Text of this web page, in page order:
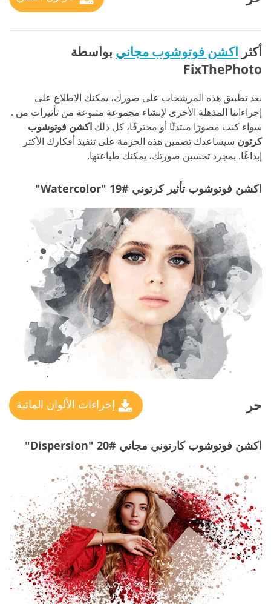
أكثر اكشن فوتوشوب مجاني بواسطة
FixThePhoto
بعد تطبيق هذه المرشحات على صورك، يمكنك الاطلاع على
إجراءاتنا المذهلة الأخرى لإنشاء مجموعة متنوعة من تأثيرات من .
سواء كنت مصورًا مبتدئًا أو محترفًا، كل ذلك اكشن فوتوشوب
كرتون سيساعدك تضمين هذه الحزمة على تنفيذ أفكارك الأكثر
إبداعًا. بمجرد تحسين صورتك، يمكنك طباعتها.
اكشن فوتوشوب تأثير كرتوني #19 "Watercolor"
حر إجراءات الألوان المائية
اكشن فوتوشوب كارتوني مجاني #20 "Dispersion"